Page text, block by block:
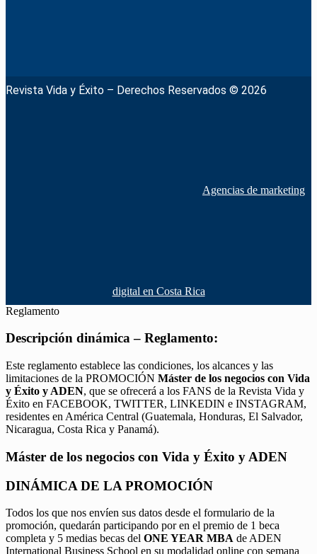
Revista Vida y Éxito – Derechos Reservados © 2026
Agencias de marketing
digital en Costa Rica
Reglamento
Descripción dinámica – Reglamento:
Este reglamento establece las condiciones, los alcances y las
limitaciones de la PROMOCIÓN Máster de los negocios con Vida
y Éxito y ADEN, que se ofrecerá a los FANS de la Revista Vida y
Éxito en FACEBOOK, TWITTER, LINKEDIN e INSTAGRAM,
residentes en América Central (Guatemala, Honduras, El Salvador,
Nicaragua, Costa Rica y Panamá).
Máster de los negocios con Vida y Éxito y ADEN
DINÁMICA DE LA PROMOCIÓN
Todos los que nos envíen sus datos desde el formulario de la
promoción, quedarán participando por en el premio de 1 beca
completa y 5 medias becas del ONE YEAR MBA de ADEN
International Business School en su modalidad online con semana